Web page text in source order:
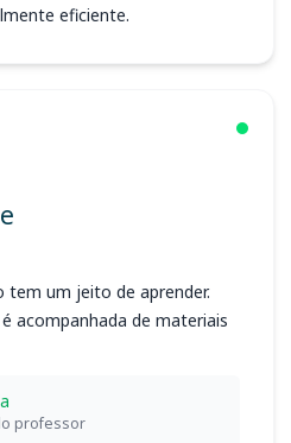
eficiente.
tem um jeito de aprender.
acompanhada de materiais
professor